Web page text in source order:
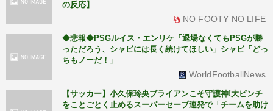
の反応】
NO FOOTY NO LIFE
◆悲報◆PSGルイス・エンリケ「退場なくてもPSGが勝
っただろう、シャビには長く続けてほしい」シャビ「どっ
ちもノーだ！」
WorldFootballNews
【サッカー】小久保玲央ブライアンこそ守護神!大ピンチ
をことごとく止めるスーパーセーブ連発で「チームを助け